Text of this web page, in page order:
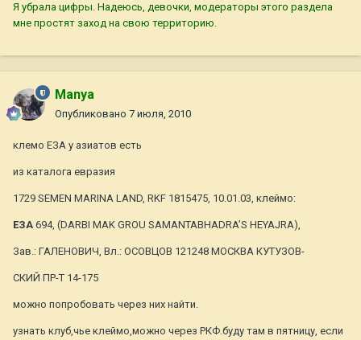
Я убрала цифры. Надеюсь, девочки, модераторы этого раздела
мне простят заход на свою территорию.
Manya
Опубликовано 7 июля, 2010
клемо ЕЗА у азиатов есть
из каталога евразия
1729 SEMEN MARINA LAND, RKF 1815475, 10.01.03, клеймо:
ЕЗА 694, (DARBI MAK GROU SAMANTABHADRA’S HEYAJRA),
Зав.: ГАЛЕНОВИЧ, Вл.: ОСОВЦОВ 121248 МОСКВА КУТУЗОВ-
СКИЙ ПР-Т 14-175
можно попробовать через них найти.
узнать клуб,чье клеймо,можно через РКФ.буду там в пятницу, если